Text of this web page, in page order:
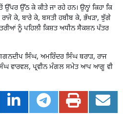
ਉੱਪਰ ਉੱਠ ਕੇ ਕੀਤੇ ਜਾ ਰਹੇ ਹਨ। ਉਨ੍ਹਾਂ ਕਿਹਾ ਕਿ
ਕੇ, ਬਾਰੇ ਕੇ, ਬਸਤੀ ਹਬੀਬ ਕੇ, ਭੱਖੜਾ, ਝੁੱਗੇ
ਨੂੰ ਪਹਿਲੀ ਕਿਸ਼ਤ ਅਧੀਨ ਸੈਕਸ਼ਨ ਪੱਤਰ
ਸਿੰਘ, ਅਮਰਿੰਦਰ ਸਿੰਘ ਬਰਾੜ, ਰਾਜ
ਵਾਰਵਲ, ਪ੍ਰਵੀਨ ਮੰਗਲ ਸਮੇਤ ਆਪ ਆਗੂ ਵੀ